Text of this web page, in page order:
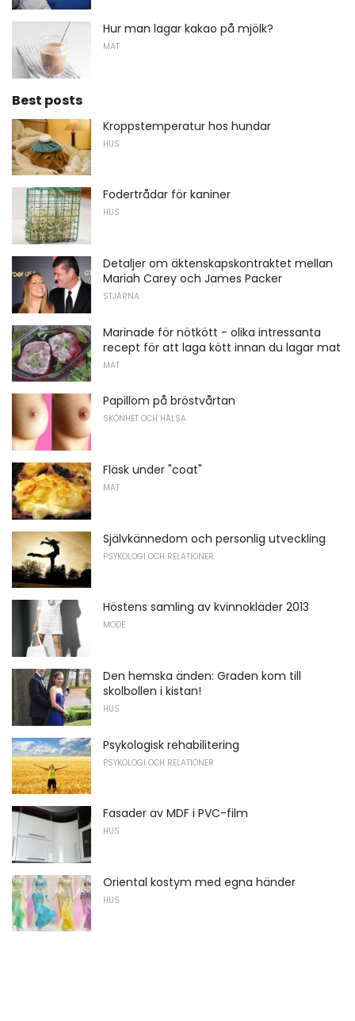
Hur man lagar kakao på mjölk?
MAT
Best posts
Kroppstemperatur hos hundar
HUS
Fodertrådar för kaniner
HUS
Detaljer om äktenskapskontraktet mellan
Mariah Carey och James Packer
STJÄRNA
Marinade för nötkött - olika intressanta
recept för att laga kött innan du lagar mat
MAT
Papillom på bröstvårtan
SKÖNHET OCH HÄLSA
Fläsk under "coat"
MAT
Självkännedom och personlig utveckling
PSYKOLOGI OCH RELATIONER
Höstens samling av kvinnokläder 2013
MODE
Den hemska änden: Graden kom till
skolbollen i kistan!
HUS
Psykologisk rehabilitering
PSYKOLOGI OCH RELATIONER
Fasader av MDF i PVC-film
HUS
Oriental kostym med egna händer
HUS